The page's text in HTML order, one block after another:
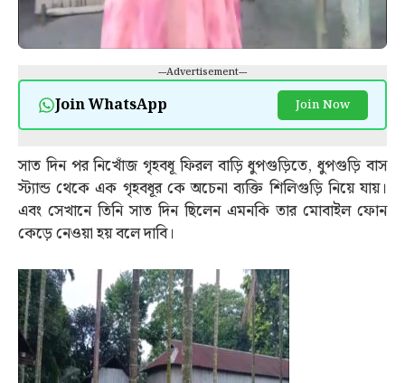
---Advertisement---
Join WhatsApp Join Now
সাত দিন পর নিখোঁজ গৃহবধূ ফিরল বাড়ি ধুপগুড়িতে, ধুপগুড়ি বাস
স্ট্যান্ড থেকে এক গৃহবধূর কে অচেনা ব্যক্তি শিলিগুড়ি নিয়ে যায়।
এবং সেখানে তিনি সাত দিন ছিলেন এমনকি তার মোবাইল ফোন
কেড়ে নেওয়া হয় বলে দাবি।